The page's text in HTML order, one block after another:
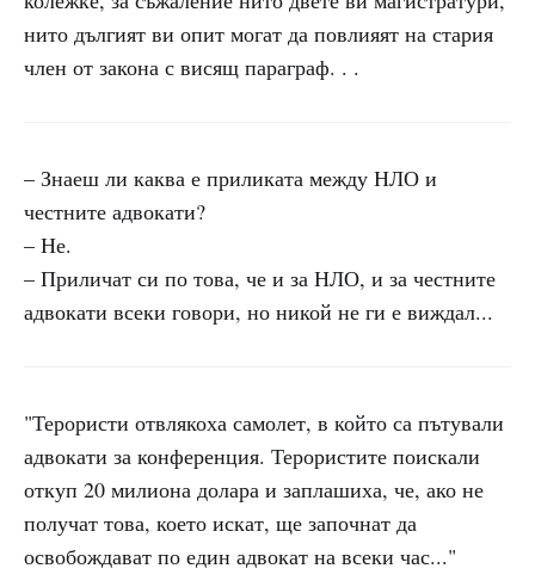
нито дългият ви опит могат да повлияят на стария
член от закона с висящ параграф. . .
– Знаеш ли каква е приликата между НЛО и
честните адвокати?
– Не.
– Приличат си по това, че и за НЛО, и за честните
адвокати всеки говори, но никой не ги е виждал...
"Терористи отвлякоха самолет, в който са пътували
адвокати за конференция. Терористите поискали
откуп 20 милиона долара и заплашиха, че, ако не
получат това, което искат, ще започнат да
освобождават по един адвокат на всеки час..."